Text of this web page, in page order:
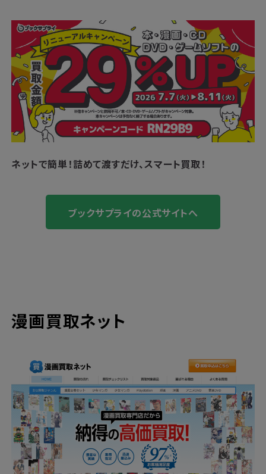
ネットで簡単！詰めて渡すだけ、スマート買取！
ブックサプライの公式サイトへ
漫画買取ネット